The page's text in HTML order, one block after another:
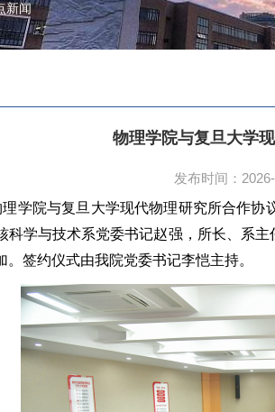
新闻
物理学院与复旦大学
发布时间：
学院与复旦大学现代物理研究所合作
科学与技术系党委书记赵强，所长、系
签约仪式由我院党委书记李恺主持。